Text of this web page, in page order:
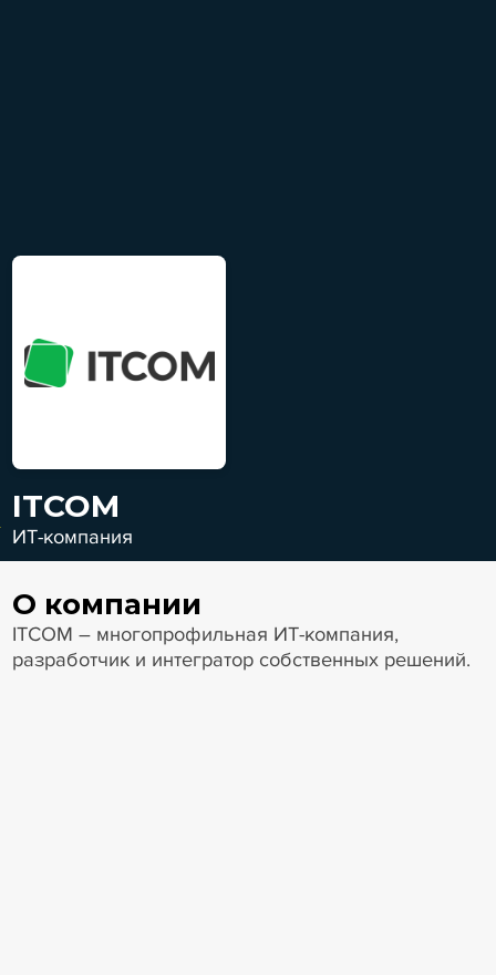
ITCOM
ИТ-компания
О компании
ITCOM – многопрофильная ИТ-компания,
разработчик и интегратор собственных решений.